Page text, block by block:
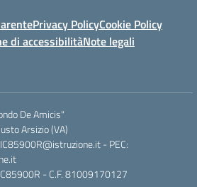
Privacy PolicyCookie Policy
di accessibilitàNote legali
De Amicis"
Arsizio (VA)
- PEC:
- C.F. 81009170127